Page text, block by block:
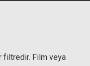
filtredir. Film veya